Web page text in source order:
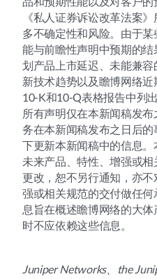
《私人证券诉讼改革法案
多不确定性和风险。由于某
能与前瞻性声明中预期的
划产品上市延迟、未能兼
新技术趋势以及瞻博网络
10-K和10-Q表格报告中列
所有声明仅在本新闻稿发
务在本新闻稿发布之日后
下更新本新闻稿中的信息
未来产品、特性、增强或
更改，恕不另行通知，亦
强或相关规范的交付做任
息旨在概述瞻博网络的大
时不应依赖这些信息。
Juniper Networks、the